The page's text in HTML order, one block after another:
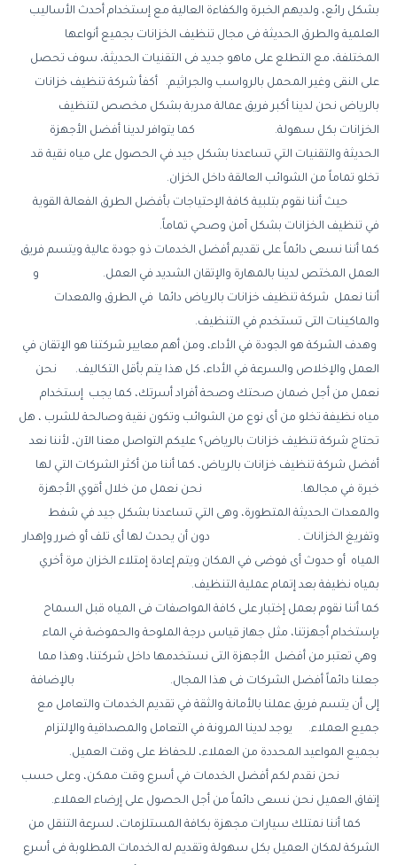
بشكل رائع، ولديهم الخبرة والكفاءة العالية مع إستخدام أحدث الأساليب
العلمية والطرق الحديثة فى مجال تنظيف الخزانات بجميع أنواعها
المختلفة، مع التطلع على ماهو جديد فى التقنيات الحديثة، سوف تحصل
على النقى وغير المحمل بالرواسب والجراثيم. أكفأ شركة تنظيف خزانات
بالرياض نحن لدينا أكبر فريق عمالة مدربة بشكل مخصص لتنظيف
الخزانات بكل سهولة. كما يتوافر لدينا أفضل الأجهزة
الحديثة والتقنيات التي تساعدنا بشكل جيد في الحصول على مياه نقية قد
تخلو تماماً من الشوائب العالقة داخل الخزان.
حيث أننا نقوم بتلبية كافة الإحتياجات بأفضل الطرق الفعالة القوية
في تنظيف الخزانات بشكل آمن وصحي تماماً.
كما أننا نسعى دائماً على تقديم أفضل الخدمات ذو جودة عالية ويتسم فريق
العمل المختص لدينا بالمهارة والإتقان الشديد في العمل. و
أننا نعمل شركة تنظيف خزانات بالرياض دائما في الطرق والمعدات
والماكينات التى تستخدم في التنظيف.
وهدف الشركة هو الجودة في الأداء، ومن أهم معايير شركتنا هو الإتقان في
العمل والإخلاص والسرعة في الأداء، كل هذا يتم بأقل التكاليف. نحن
نعمل من أجل ضمان صحتك وصحة أفراد أسرتك، كما يجب إستخدام
مياه نظيفة تخلو من أى نوع من الشوائب وتكون نقية وصالحة للشرب ، هل
تحتاج شركة تنظيف خزانات بالرياض؟ عليكم التواصل معنا الآن، لأننا نعد
أفضل شركة تنظيف خزانات بالرياض، كما أننا من أكثر الشركات التي لها
خبرة في مجالها. نحن نعمل من خلال أقوي الأجهزة
والمعدات الحديثة المتطورة، وهى التي تساعدنا بشكل جيد في شفط
وتفريغ الخزانات . دون أن يحدث لها أى تلف أو ضرر وإهدار
المياه أو حدوث أى فوضى في المكان ويتم إعادة إمتلاء الخزان مرة أخري
بمياه نظيفة بعد إتمام عملية التنظيف.
كما أننا نقوم بعمل إختبار على كافة المواصفات فى المياه قبل السماح
بإستخدام أجهزتنا، مثل جهاز قياس درجة الملوحة والحموضة في الماء
وهي تعتبر من أفضل الأجهزة التى نستخدمها داخل شركتنا، وهذا مما
جعلنا دائماً أفضل الشركات فى هذا المجال. بالإضافة
إلى أن يتسم فريق عملنا بالأمانة والثقة في تقديم الخدمات والتعامل مع
جميع العملاء. يوجد لدينا المرونة في التعامل والمصداقية والإلتزام
بجميع المواعيد المحددة من العملاء، للحفاظ على وقت العميل.
نحن نقدم لكم أفضل الخدمات في أسرع وقت ممكن، وعلى حسب
إتفاق العميل نحن نسعى دائماً من أجل الحصول على إرضاء العملاء.
كما أننا نمتلك سيارات مجهزة بكافة المستلزمات، لسرعة التنقل من
الشركة لمكان العميل بكل سهولة وتقديم له الخدمات المطلوبة فى أسرع